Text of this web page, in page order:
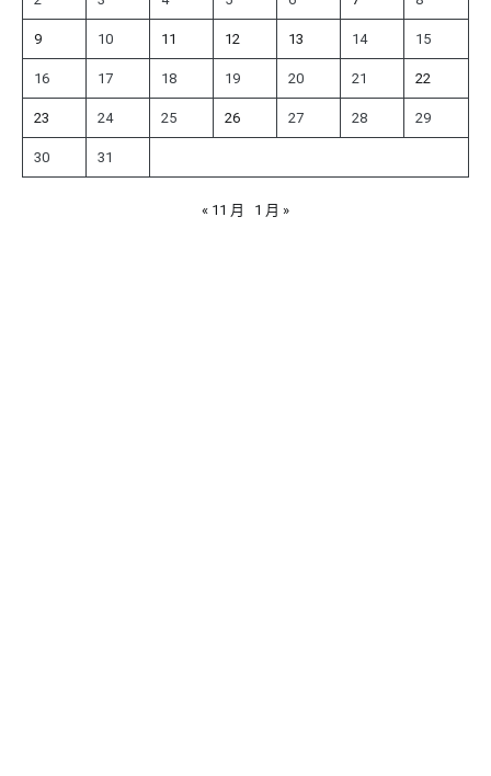
9 10 11 12 13 14 15
16 17 18 19 20 21 22
23 24 25 26 27 28 29
30 31
« 11 月 1 月 »